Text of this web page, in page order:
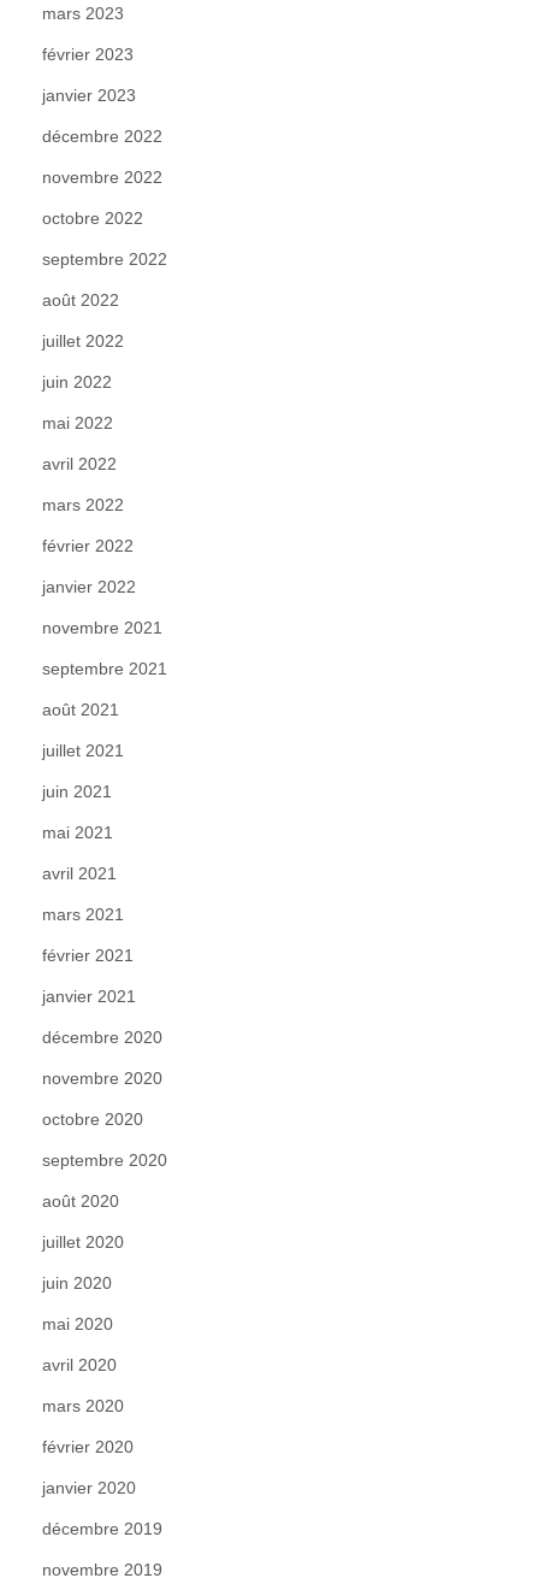
mars 2023
février 2023
janvier 2023
décembre 2022
novembre 2022
octobre 2022
septembre 2022
août 2022
juillet 2022
juin 2022
mai 2022
avril 2022
mars 2022
février 2022
janvier 2022
novembre 2021
septembre 2021
août 2021
juillet 2021
juin 2021
mai 2021
avril 2021
mars 2021
février 2021
janvier 2021
décembre 2020
novembre 2020
octobre 2020
septembre 2020
août 2020
juillet 2020
juin 2020
mai 2020
avril 2020
mars 2020
février 2020
janvier 2020
décembre 2019
novembre 2019